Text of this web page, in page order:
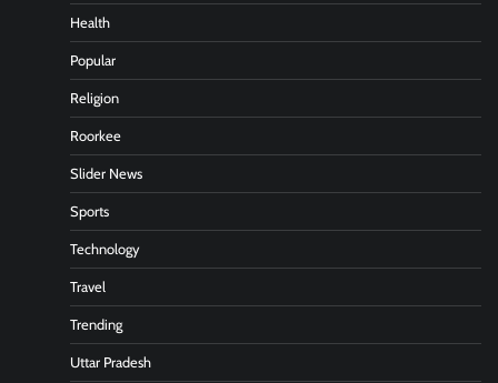
Health
Popular
Religion
Roorkee
Slider News
Sports
Technology
Travel
Trending
Uttar Pradesh